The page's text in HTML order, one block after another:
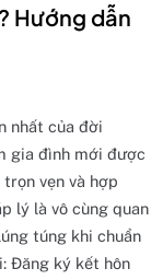
Hướng dẫn
nhất của đời
gia đình mới được
vẹn và hợp
lý là vô cùng quan
túng khi chuẩn
Đăng ký kết hôn